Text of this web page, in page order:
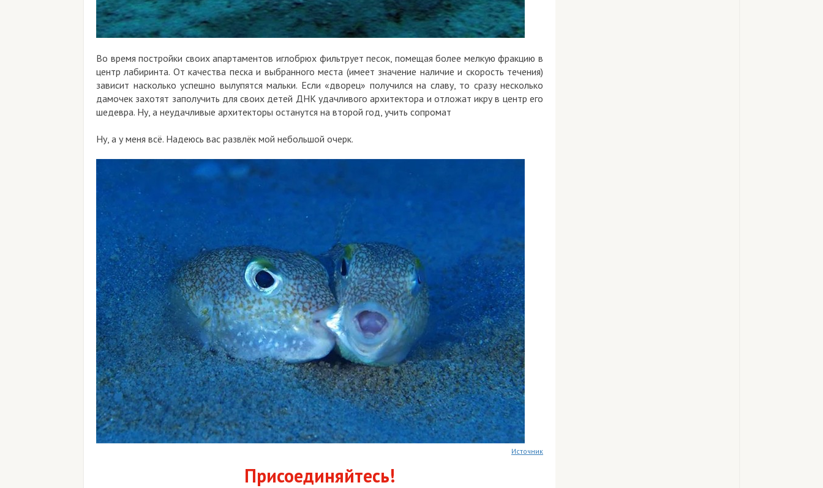
Во время постройки своих апартаментов иглобрюх фильтрует песок, помещая более мелкую фракцию в
центр лабиринта. От качества песка и выбранного места (имеет значение наличие и скорость течения)
зависит насколько успешно вылупятся мальки. Если «дворец» получился на славу, то сразу несколько
дамочек захотят заполучить для своих детей ДНК удачливого архитектора и отложат икру в центр его
шедевра. Ну, а неудачливые архитекторы останутся на второй год, учить сопромат
Ну, а у меня всё. Надеюсь вас развлёк мой небольшой очерк.
Источник
Присоединяйтесь!